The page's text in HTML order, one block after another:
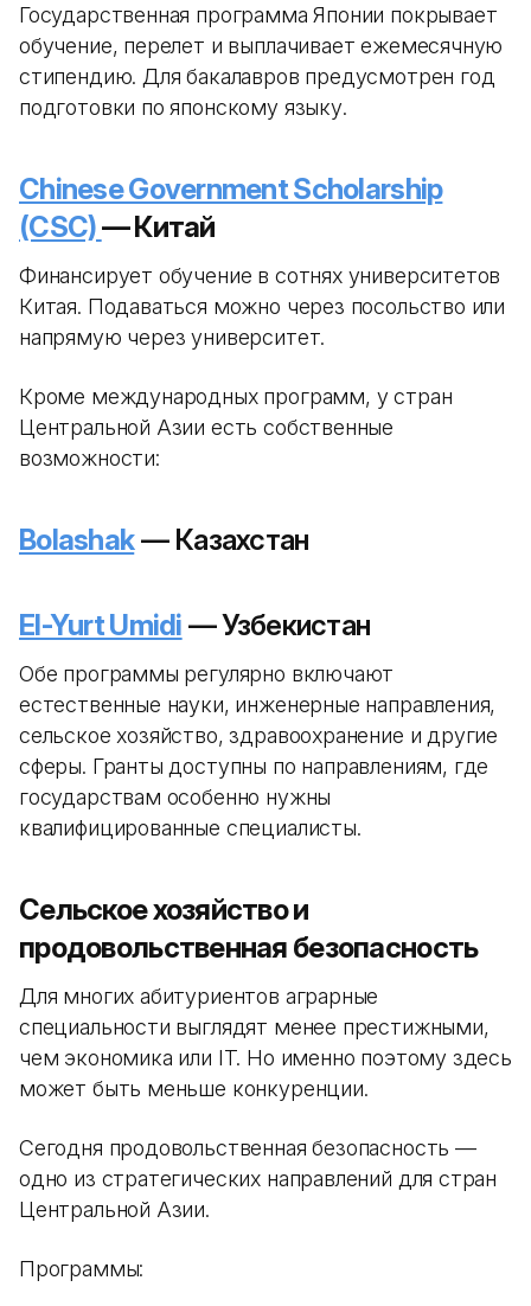
Государственная программа Японии покрывает
обучение, перелет и выплачивает ежемесячную
стипендию. Для бакалавров предусмотрен год
подготовки по японскому языку.
Chinese Government Scholarship
(CSC)— Китай
Финансирует обучение в сотнях университетов
Китая. Подаваться можно через посольство или
напрямую через университет.
Кроме международных программ, у стран
Центральной Азии есть собственные
возможности:
Bolashak— Казахстан
El-Yurt Umidi — Узбекистан
Обе программы регулярно включают
естественные науки, инженерные направления,
сельское хозяйство, здравоохранение и другие
сферы. Гранты доступны по направлениям, где
государствам особенно нужны
квалифицированные специалисты.
Сельское хозяйство и
продовольственная безопасность
Для многих абитуриентов аграрные
специальности выглядят менее престижными,
чем экономика или IT. Но именно поэтому здесь
может быть меньше конкуренции.
Сегодня продовольственная безопасность —
одно из стратегических направлений для стран
Центральной Азии.
Программы: